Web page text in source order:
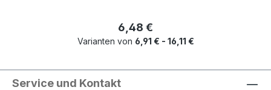
Regulärer Preis:
6,48 €
Varianten von 6,91 € - 16,11 €
Service und Kontakt